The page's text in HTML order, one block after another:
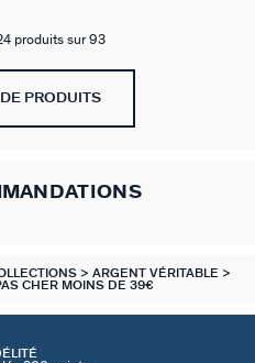
produits sur 93
PRODUITS
ARGENT VÉRITABLE
CHER MOINS DE 39€